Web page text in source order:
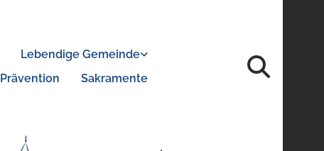
Lebendige Gemeinde
Prävention Sakramente